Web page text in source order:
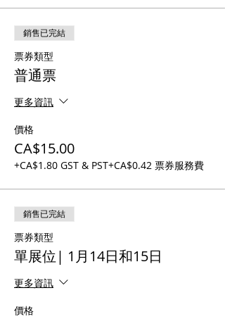
銷售已完結
票券類型
普通票
更多資訊
價格
CA$15.00
+CA$1.80 GST & PST+CA$0.42 票券服務費
銷售已完結
票券類型
單展位| 1月14日和15日
更多資訊
價格